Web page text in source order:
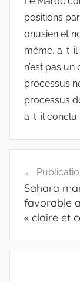
positions
onusien et
même, a-t-il
n’est pas
processus
processus
a-t-il conclu.
de
l’article
Sahara
favorable
« claire et